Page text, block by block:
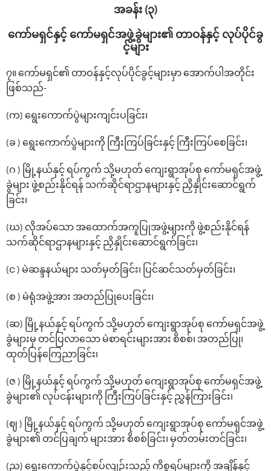
အခန်း (၃)
ကော်မရှင်နှင့် ‌ကော်မရှင်အဖွဲ့ခွဲများ၏ တာဝန်နှင့် လုပ်ပိုင်ခွ
င့်များ
၇။ ‌ကော်မရှင်၏ တာဝန်နှင့်လုပ်ပိုင်ခွင့်များမှာ ‌အောက်ပါအတိုင်း
ဖြစ်သည်-
(က) ‌ရွေး‌ကောက်ပွဲများကျင်းပခြင်း၊
(ခ ) ‌ရွေး‌ကောက်ပွဲများကို ကြီးကြပ်ခြင်းနှင့် ကြီးကြပ်‌စေခြင်း၊
(ဂ ) မြို့နယ်နှင့် ရပ်ကွက် သို့မဟုတ် ကျေးရွာအုပ်စု ကော်မရှင်အဖွဲ့
ခွဲများ ဖွဲ့စည်းနိုင်ရန် သက်ဆိုင်ရာဌာနများနှင့် ညှိနှိုင်း‌ဆောင်ရွက်
ခြင်း၊
(ဃ) လိုအပ်သော အထောက်အကူပြုအဖွဲ့များကို ဖွဲ့စည်းနိုင်ရန်
သက်ဆိုင်ရာဌာနများနှင့် ညှိနှိုင်း‌ဆောင်ရွက်ခြင်း၊
(င ) မဲဆန္ဒနယ်များ သတ်မှတ်ခြင်း၊ ပြင်ဆင်သတ်မှတ်ခြင်း၊
(စ ) မဲရုံအဖွဲ့အား အတည်ပြု‌ပေးခြင်း၊
(ဆ) မြို့နယ်နှင့် ရပ်ကွက် သို့မဟုတ် ကျေးရွာအုပ်စု ကော်မရှင်အဖွဲ့
ခွဲများမှ တင်ပြလာသော မဲစာရင်းများအား စိစစ်၊ အတည်ပြု၊
ထုတ်ပြန်‌ကြေညာခြင်း၊
(ဇ ) မြို့နယ်နှင့် ရပ်ကွက် သို့မဟုတ် ကျေးရွာအုပ်စု ကော်မရှင်အဖွဲ့
ခွဲများ၏ လုပ်ငန်းများကို ကြီးကြပ်ခြင်းနှင့် ညွှန်ကြားခြင်း၊
(ဈ ) မြို့နယ်နှင့် ရပ်ကွက် သို့မဟုတ် ကျေးရွာအုပ်စု ကော်မရှင်အဖွဲ့
ခွဲများ၏ တင်ပြချက် များအား စိစစ်ခြင်း၊ မှတ်တမ်းတင်ခြင်း၊
(ည) ‌ရွေး‌ကောက်ပွဲနှင့်စပ်လျဉ်းသည့် ကိစ္စရပ်များကို အချိန်နှင့်